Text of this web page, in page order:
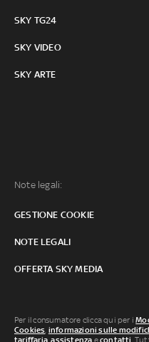
SKY TG24
SKY VIDEO
SKY ARTE
Note legali:
GESTIONE COOKIE
NOTE LEGALI
OFFERTA SKY MEDIA
Per il consumatore clicca qui per i
Cookies, informazioni sulle